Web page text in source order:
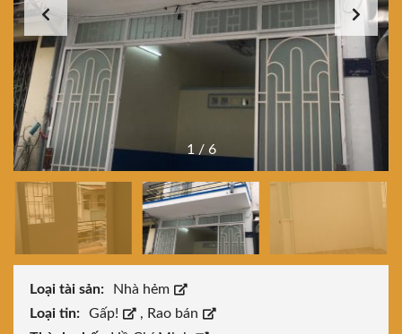
1 / 6
Loại tài sản:
Nhà hẻm
Loại tin:
Gấp! , Rao bán